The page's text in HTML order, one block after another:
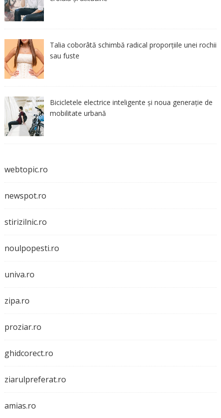
Talia coborâtă schimbă radical proporțiile unei rochii
sau fuste
Bicicletele electrice inteligente și noua generație de
mobilitate urbană
webtopic.ro
newspot.ro
stirizilnic.ro
noulpopesti.ro
univa.ro
zipa.ro
proziar.ro
ghidcorect.ro
ziarulpreferat.ro
amias.ro